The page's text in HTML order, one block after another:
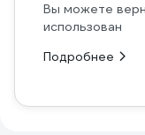
Вы можете
использован
Подробнее